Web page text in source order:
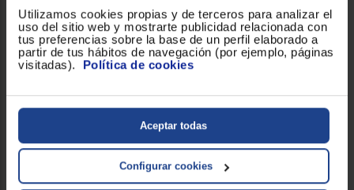
Utilizamos cookies propias y de terceros para analizar el
uso del sitio web y mostrarte publicidad relacionada con
tus preferencias sobre la base de un perfil elaborado a
partir de tus hábitos de navegación (por ejemplo, páginas
visitadas). Política de cookies
Aceptar todas
Configurar cookies
LAVADORA CARGA FRONTAL ELECTROLUX SERIE
6000 SENSICARE EFI6194O2B
Clasificación Energética : ACapacidad de carga (Kg) : 9
Revoluciones (RPM) : 1400